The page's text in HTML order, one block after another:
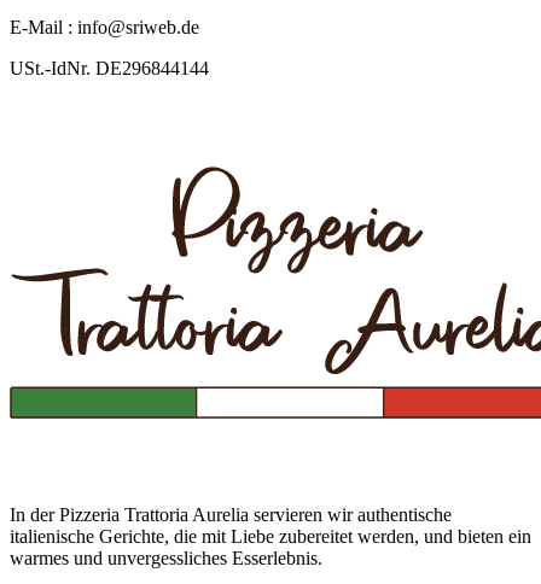
E-Mail : info@sriweb.de
USt.-IdNr. DE296844144
In der Pizzeria Trattoria Aurelia servieren wir authentische
italienische Gerichte, die mit Liebe zubereitet werden, und bieten ein
warmes und unvergessliches Esserlebnis.